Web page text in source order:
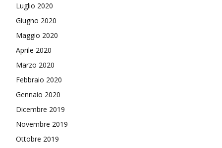
Luglio 2020
Giugno 2020
Maggio 2020
Aprile 2020
Marzo 2020
Febbraio 2020
Gennaio 2020
Dicembre 2019
Novembre 2019
Ottobre 2019